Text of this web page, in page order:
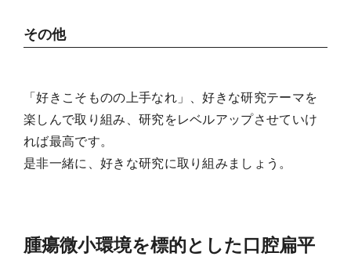
その他
「好きこそものの上手なれ」、好きな研究テーマを
楽しんで取り組み、研究をレベルアップさせていけ
れば最高です。
是非一緒に、好きな研究に取り組みましょう。
腫瘍微小環境を標的とした口腔扁平